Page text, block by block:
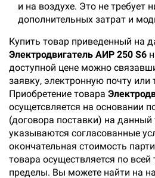
и на воздухе. Это не требует
дополнительных затрат и
Купить товар приведенный на
Электродвигатель АИР 250 S6
доступной цене можно
заявку, электронную почту
Приобретение товара
осущетсвляется на основании
(договора поставки) на данный
указываются согласованные
окончательная стоимость
товара осуществляется по
пределы. Вы можете найти на